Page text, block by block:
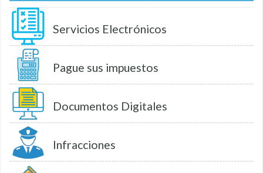
Servicios Electrónicos
Pague sus impuestos
Documentos Digitales
Infracciones